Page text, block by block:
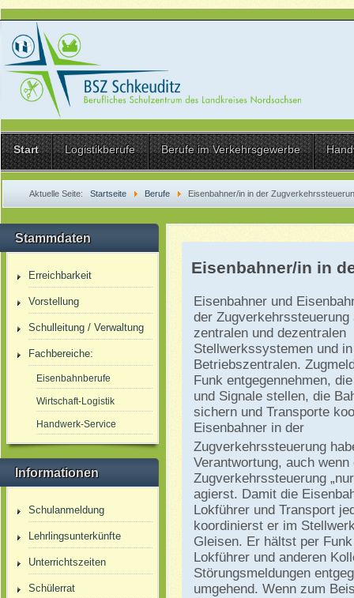
Start Logistikberufe Berufe im Verkehrsgewerbe
Aktuelle Seite: Startseite Berufe Eisenbahner/in in der
Stammdaten
Erreichbarkeit
Vorstellung
Schulleitung / Verwaltung
Fachbereiche:
Eisenbahnberufe
Wirtschaft-Logistik
Handwerk-Service
Informationen
Schulanmeldung
Lehrlingsunterkünfte
Unterrichtszeiten
Schülerrat
Eisenbahner/in in
Eisenbahner und
der Zugverkehrssteuerung
zentralen und dezentralen
Stellwerkssystemen und in
Betriebszentralen.
Funk entgegennehmen,
und Signale stellen, die
sichern und Transporte
Eisenbahner in der
Zugverkehrssteuerung
Verantwortung, auch
Zugverkehrssteuerung
agierst. Damit die
Lokführer und Transport
koordinierst er im
Gleisen. Er hältst per
Lokführer und anderen
Störungsmeldungen
umgehend. Wenn zum